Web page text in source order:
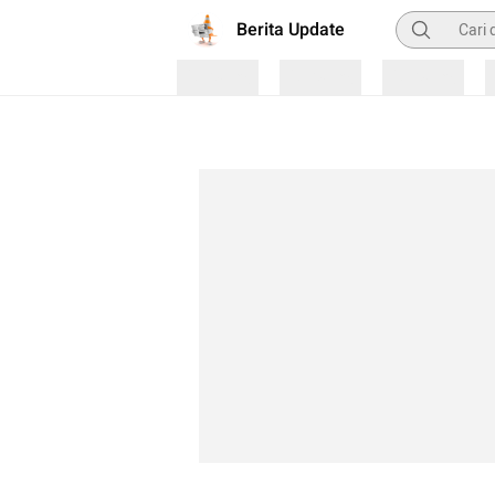
Berita Update Pencarian